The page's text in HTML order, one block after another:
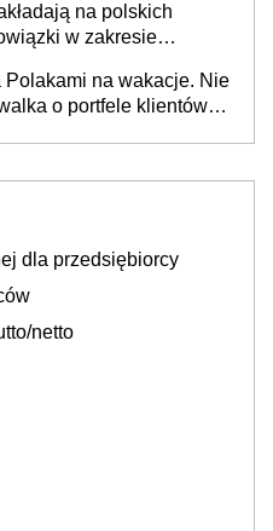
na polskich
w zakresie
na wakacje. Nie
o portfele klientów
dla przedsiębiorcy
netto